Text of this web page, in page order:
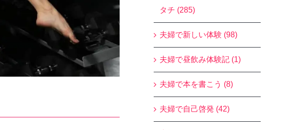
タチ (285)
夫婦で新しい体験 (98)
夫婦で昼飲み体験記 (1)
夫婦で本を書こう (8)
夫婦で自己啓発 (42)